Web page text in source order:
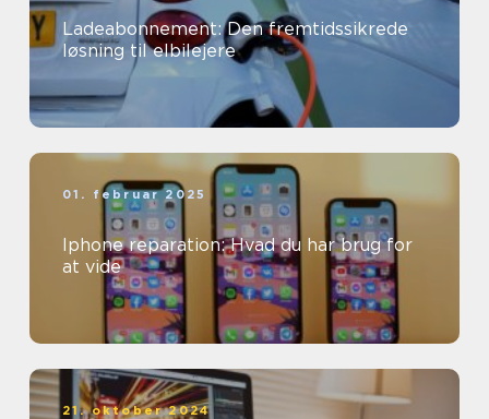
Ladeabonnement: Den fremtidssikrede
løsning til elbilejere
01. februar 2025
Iphone reparation: Hvad du har brug for
at vide
21. oktober 2024